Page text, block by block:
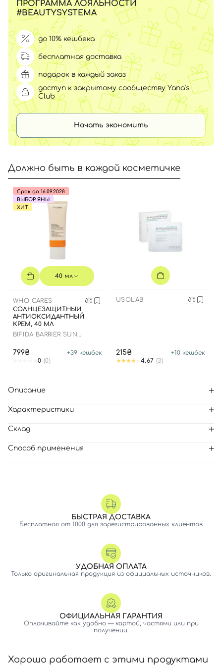
ПРОГРАММА ЛОЯЛЬНОСТИ
#BEAUTYSYSTEMA
до 10% кешбека
бесплатная доставка
подарок в каждый заказ
доступ к закрытому сообществу Yana’s
Club
Начать экономить
Должно быть в каждой косметичке
Срок до 16.09.2028
ВЫБОР ЯНЫ
ХИТ
40 мл
WHO CARES
СОЛНЦЕЗАЩИТНЫЙ
АНТИОКСИДАНТНЫЙ
КРЕМ, 40 МЛ
BIFIDA BARRIER SUN
799₴ +39 кешбек
0 (0)
USOLAB
215₴ +10 кешбек
4.67 (3)
Описание
Характеристики
Склад
Способ применения
БЫСТРАЯ ДОСТАВКА
Бесплатная от 1000 для зарегистрированных клиентов
УДОБНАЯ ОПЛАТА
Только оригинальная продукция из официальных источников.
ОФИЦИАЛЬНАЯ ГАРАНТИЯ
Оплачивайте как удобно — картой, частями или при
получении.
Хорошо работает с этими продуктами